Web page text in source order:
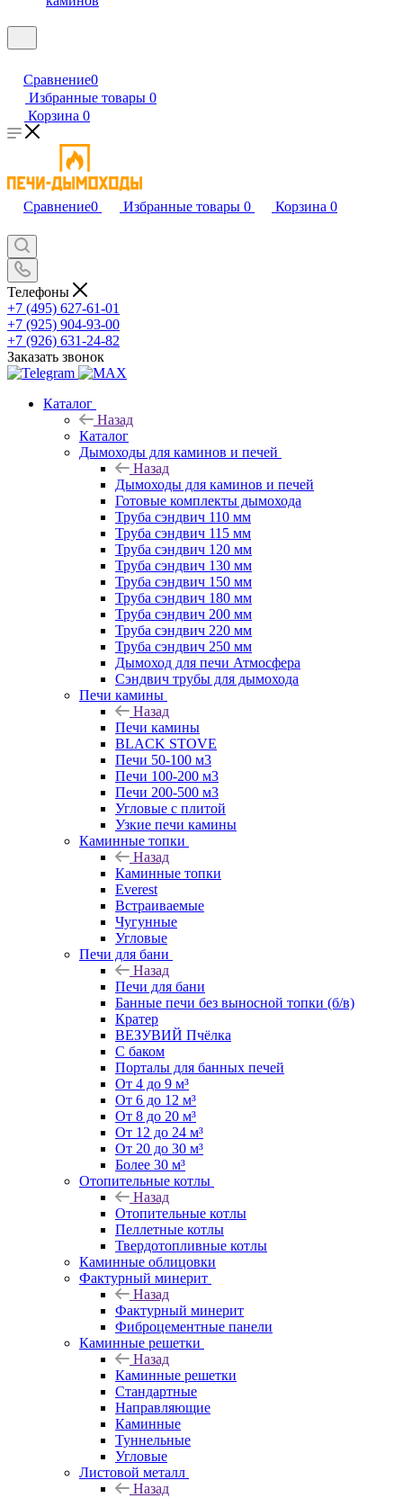
Сравнение0
Избранные товары 0
Корзина 0
Сравнение0 Избранные товары 0 Корзина 0
Телефоны
+7 (495) 627-61-01
+7 (925) 904-93-00
+7 (926) 631-24-82
Заказать звонок
Каталог
Назад
Каталог
Дымоходы для каминов и печей
Назад
Дымоходы для каминов и печей
Готовые комплекты дымохода
Труба сэндвич 110 мм
Труба сэндвич 115 мм
Труба сэндвич 120 мм
Труба сэндвич 130 мм
Труба сэндвич 150 мм
Труба сэндвич 180 мм
Труба сэндвич 200 мм
Труба сэндвич 220 мм
Труба сэндвич 250 мм
Дымоход для печи Атмосфера
Сэндвич трубы для дымохода
Печи камины
Назад
Печи камины
BLACK STOVE
Печи 50-100 м3
Печи 100-200 м3
Печи 200-500 м3
Угловые с плитой
Узкие печи камины
Каминные топки
Назад
Каминные топки
Everest
Встраиваемые
Чугунные
Угловые
Печи для бани
Назад
Печи для бани
Банные печи без выносной топки (б/в)
Кратер
ВЕЗУВИЙ Пчёлка
С баком
Порталы для банных печей
От 4 до 9 м³
От 6 до 12 м³
От 8 до 20 м³
От 12 до 24 м³
От 20 до 30 м³
Более 30 м³
Отопительные котлы
Назад
Отопительные котлы
Пеллетные котлы
Твердотопливные котлы
Каминные облицовки
Фактурный минерит
Назад
Фактурный минерит
Фиброцементные панели
Каминные решетки
Назад
Каминные решетки
Стандартные
Направляющие
Каминные
Туннельные
Угловые
Листовой металл
Назад